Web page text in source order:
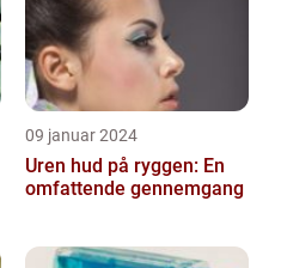
09 januar 2024
Uren hud på ryggen: En
omfattende gennemgang